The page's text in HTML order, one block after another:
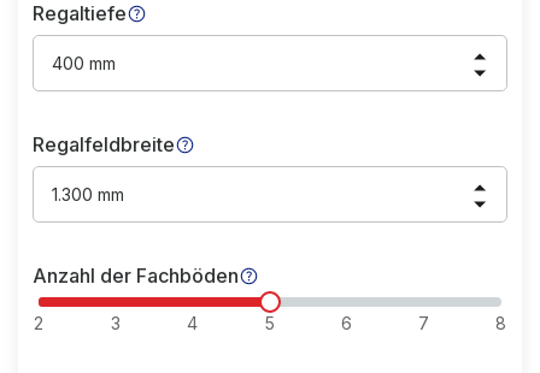
Regaltiefe
400 mm
Regalfeldbreite
1.300 mm
Anzahl der Fachböden
2 3 4 5 6 7 8